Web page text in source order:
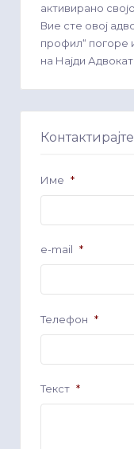
активирано
Вие сте овој
профил“ погоре
на Најди Адвокат.
Име *
e-mail *
Телефон *
Текст *